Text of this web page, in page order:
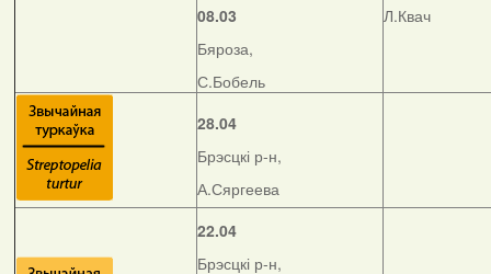
08.03
Бяроза,
С.Бобель
Л.Квач
28.04
Брэсцкі р-н,
А.Сяргеева
22.04
Брэсцкі р-н,